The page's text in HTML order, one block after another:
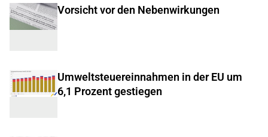
Vorsicht vor den Nebenwirkungen
Umweltsteuereinnahmen in der EU um
6,1 Prozent gestiegen